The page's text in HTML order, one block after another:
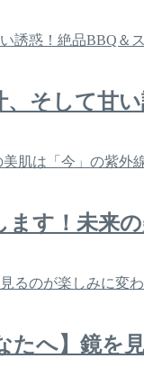
、そして甘
ます！未来
たへ】鏡